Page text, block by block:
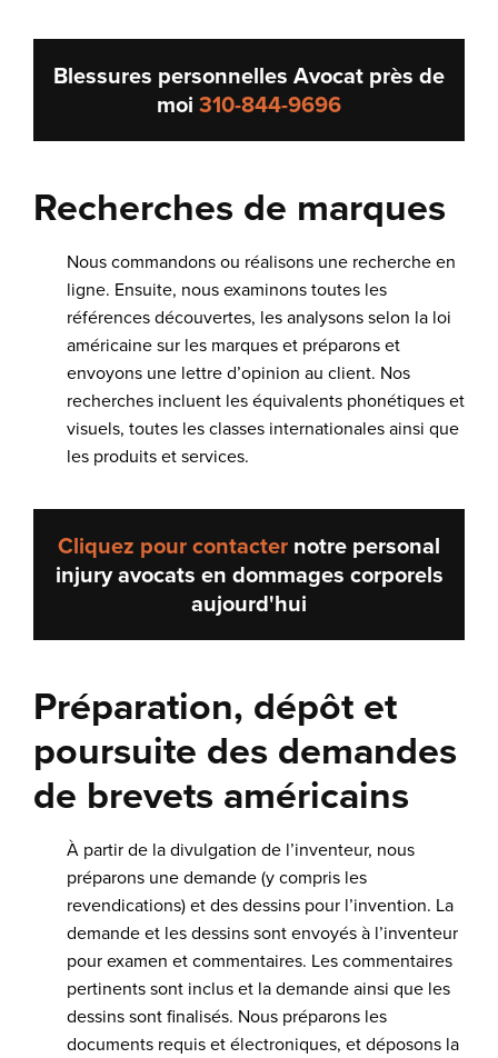
Blessures personnelles Avocat près de
moi 310-844-9696
Recherches de marques
Nous commandons ou réalisons une recherche en
ligne. Ensuite, nous examinons toutes les
références découvertes, les analysons selon la loi
américaine sur les marques et préparons et
envoyons une lettre d’opinion au client. Nos
recherches incluent les équivalents phonétiques et
visuels, toutes les classes internationales ainsi que
les produits et services.
Cliquez pour contacter notre personal
injury avocats en dommages corporels
aujourd'hui
Préparation, dépôt et
poursuite des demandes
de brevets américains
À partir de la divulgation de l’inventeur, nous
préparons une demande (y compris les
revendications) et des dessins pour l’invention. La
demande et les dessins sont envoyés à l’inventeur
pour examen et commentaires. Les commentaires
pertinents sont inclus et la demande ainsi que les
dessins sont finalisés. Nous préparons les
documents requis et électroniques, et déposons la